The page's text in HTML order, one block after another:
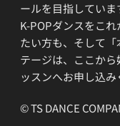
ールを目指していま
K-POPダンスをこ
たい方も、そして
テージは、ここか
ッスンへお申し込み
© TS DANCE